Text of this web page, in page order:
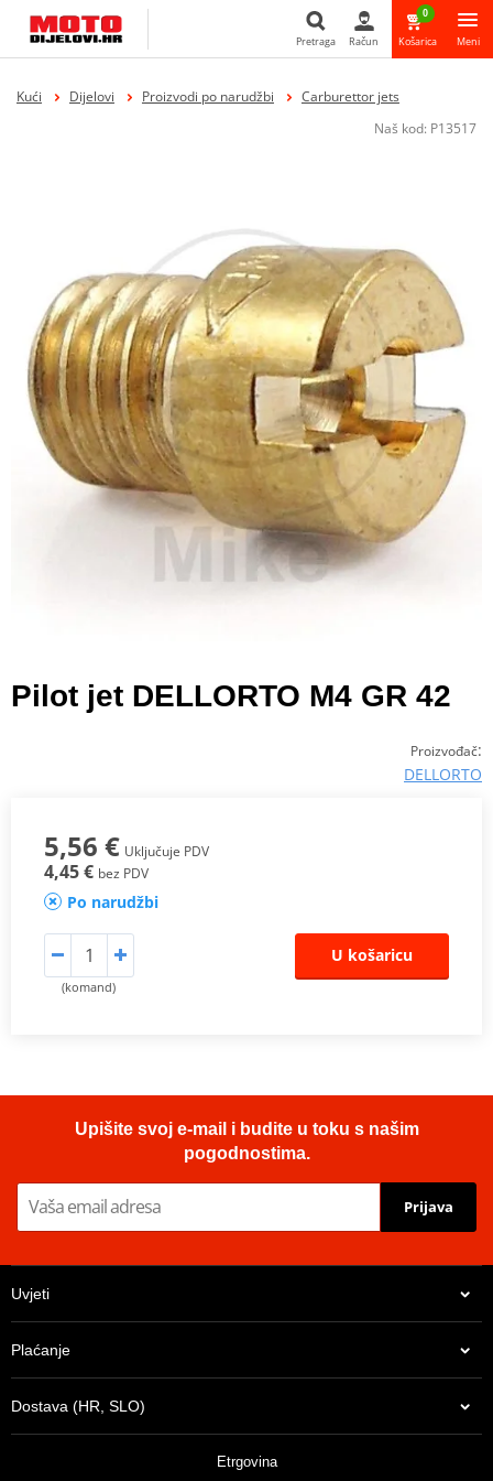
Pretraga
Pretraga Račun
0
Košarica Meni
Kući Dijelovi Proizvodi po narudžbi
Carburettor jets
Naš kod: P13517
Pilot jet DELLORTO M4 GR 42
Proizvođač:
DELLORTO
5,56 € Uključuje PDV
4,45 € bez PDV
Po narudžbi
(komand)
U košaricu
Upišite svoj e-mail i budite u toku s našim
pogodnostima.
Prijava
Uvjeti
Plaćanje
Dostava (HR, SLO)
Etrgovina